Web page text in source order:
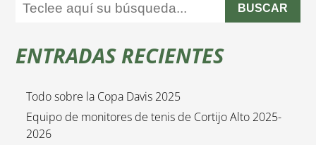
BUSCAR
ENTRADAS RECIENTES
Todo sobre la Copa Davis 2025
Equipo de monitores de tenis de Cortijo Alto 2025-
2026